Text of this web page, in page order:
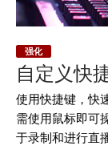
强化
自定义快
使用快捷键，快
需使用鼠标即可
于录制和进行直